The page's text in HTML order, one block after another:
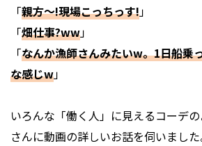
「親方〜!現場こっちっす!」
「畑仕事?ww」
「なんか漁師さんみたいw。1日船乗
な感じw」
いろんな「働く人」に見えるコーデ
さんに動画の詳しいお話を伺いました